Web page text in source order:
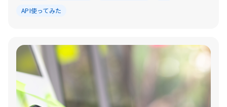
API使ってみた